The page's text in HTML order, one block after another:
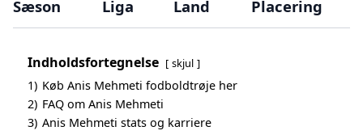
Sæson Liga Land Placering
Indholdsfortegnelse skjul
1) Køb Anis Mehmeti fodboldtrøje her
2) FAQ om Anis Mehmeti
3) Anis Mehmeti stats og karriere